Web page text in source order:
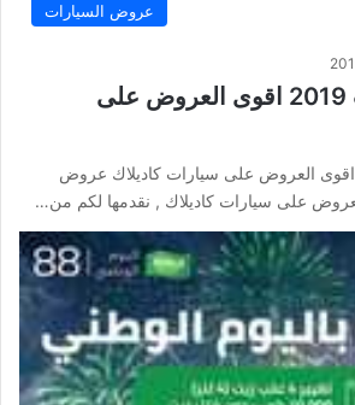
عروض السيارات
عروض السيارات 2019 اقوى العروض على
عروض السيارات 2019 اقوى العروض على سيارات كاديلاك عروض